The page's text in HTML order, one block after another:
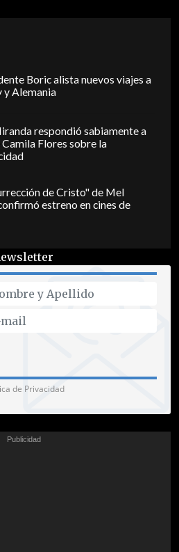
Boric alista nuevos viajes a
y Alemania
respondió sabiamente a
Flores sobre la
de Cristo" de Mel
estreno en cines de
de Privacidad